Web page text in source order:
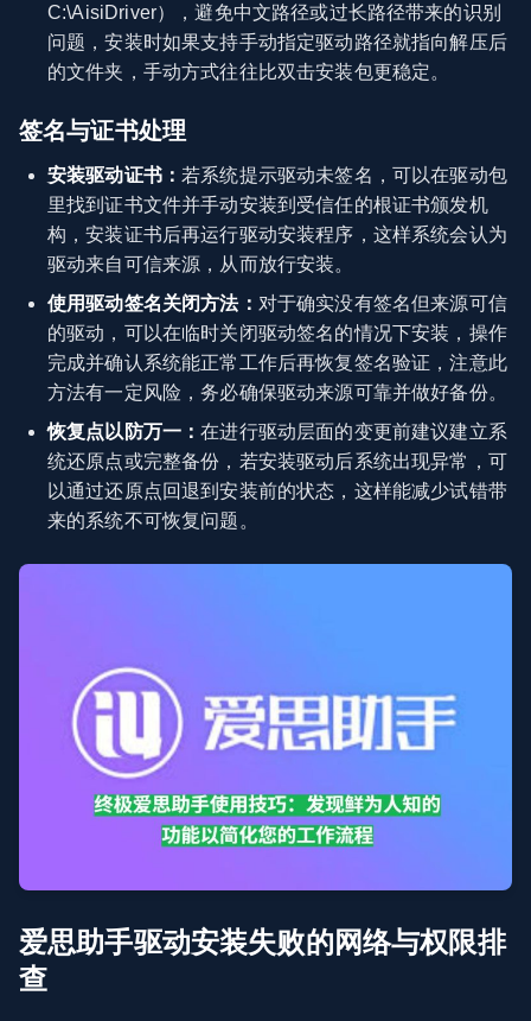
C:\AisiDriver），避免中文路径或过长路径带来的识别
问题，安装时如果支持手动指定驱动路径就指向解压后
的文件夹，手动方式往往比双击安装包更稳定。
签名与证书处理
安装驱动证书： 若系统提示驱动未签名，可以在驱动包
里找到证书文件并手动安装到受信任的根证书颁发机
构，安装证书后再运行驱动安装程序，这样系统会认为
驱动来自可信来源，从而放行安装。
使用驱动签名关闭方法： 对于确实没有签名但来源可信
的驱动，可以在临时关闭驱动签名的情况下安装，操作
完成并确认系统能正常工作后再恢复签名验证，注意此
方法有一定风险，务必确保驱动来源可靠并做好备份。
恢复点以防万一：在进行驱动层面的变更前建议建立系
统还原点或完整备份，若安装驱动后系统出现异常，可
以通过还原点回退到安装前的状态，这样能减少试错带
来的系统不可恢复问题。
爱思助手驱动安装失败的网络与权限排
查